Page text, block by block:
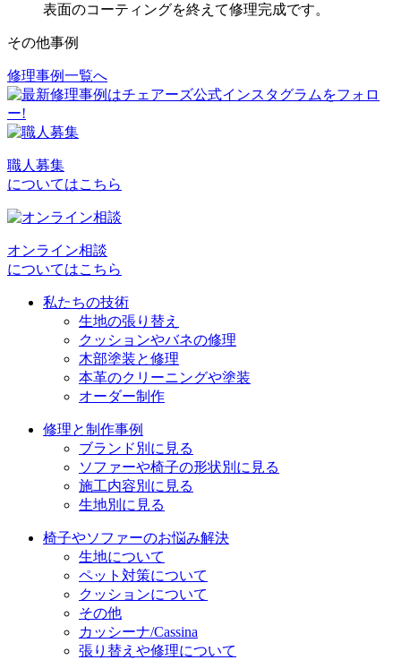
表面のコーティングを終えて修理完成です。
その他事例
投
稿
ナ
ビ
ゲ
ー
シ
ョ
修理事例一覧へ
職人募集
についてはこちら
オンライン相談
についてはこちら
私たちの技術
生地の張り替え
クッションやバネの修理
木部塗装と修理
本革のクリーニングや塗装
オーダー制作
修理と制作事例
ブランド別に見る
ソファーや椅子の形状別に見る
施工内容別に見る
生地別に見る
椅子やソファーのお悩み解決
生地について
ペット対策について
クッションについて
その他
カッシーナ/Cassina
張り替えや修理について